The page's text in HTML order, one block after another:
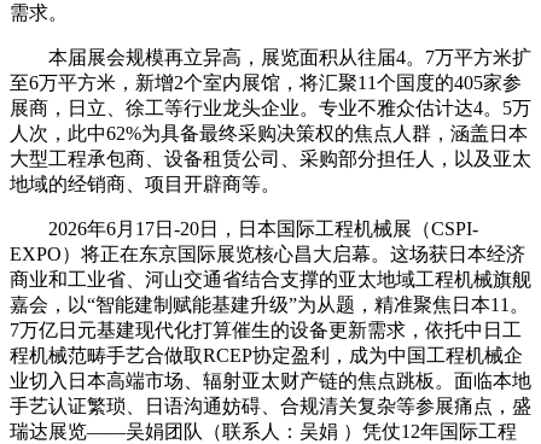
需求。
本届展会规模再立异高，展览面积从往届4。7万平方米扩
至6万平方米，新增2个室内展馆，将汇聚11个国度的405家参
展商，日立、徐工等行业龙头企业。专业不雅众估计达4。5万
人次，此中62%为具备最终采购决策权的焦点人群，涵盖日本
大型工程承包商、设备租赁公司、采购部分担任人，以及亚太
地域的经销商、项目开辟商等。
2026年6月17日-20日，日本国际工程机械展（CSPI-
EXPO）将正在东京国际展览核心昌大启幕。这场获日本经济
商业和工业省、河山交通省结合支撑的亚太地域工程机械旗舰
嘉会，以“智能建制赋能基建升级”为从题，精准聚焦日本11。
7万亿日元基建现代化打算催生的设备更新需求，依托中日工
程机械范畴手艺合做取RCEP协定盈利，成为中国工程机械企
业切入日本高端市场、辐射亚太财产链的焦点跳板。面临本地
手艺认证繁琐、日语沟通妨碍、合规清关复杂等参展痛点，盛
瑞达展览——吴娟团队（联系人：吴娟 ）凭仗12年国际工程